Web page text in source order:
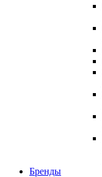
Бренды